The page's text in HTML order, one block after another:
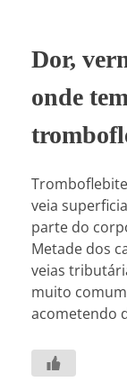
Dor,
onde
veia
parte do
Metade dos
veias
muito
acometendo